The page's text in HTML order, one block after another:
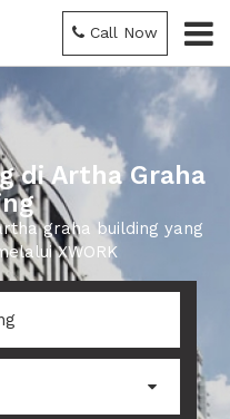
Call Now
di Artha Graha
graha building yang
XWORK